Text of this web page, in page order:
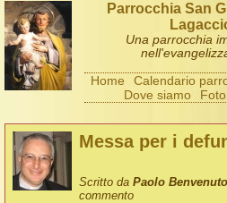
Parrocchia San
Una parrocchia
Home Calendario
Dove siamo
Foto
Messa per i
Scritto da Paolo Benvenuto
commento